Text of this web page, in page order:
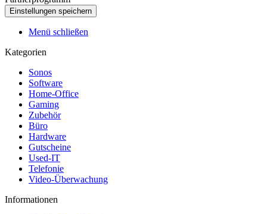
Menü schließen
Kategorien
Sonos
Software
Home-Office
Gaming
Zubehör
Büro
Hardware
Gutscheine
Used-IT
Telefonie
Video-Überwachung
Informationen